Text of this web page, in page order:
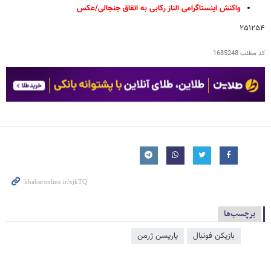
واکنش اینستاگرامی الناز رکابی به اتفاق جنجالی/عکس
۲۵۱۲۵۴
کد مطلب1685248
برچسب‌ها
بازیکن فوتبال پاریسن ژرمن